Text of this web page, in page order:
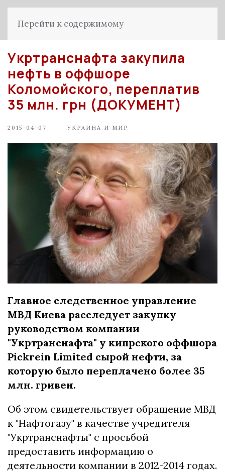
Перейти к содержимому
Укртранснафта закупила
нефть в оффшоре
Коломойского, переплатив
35 млн. грн (ДОКУМЕНТ)
2015-04-07 УКРАИНА И МИР
Главное следственное управление
МВД Киева расследует закупку
руководством компании
"Укртранснафта" у кипрского оффшора
Pickrein Limited сырой нефти, за
которую было переплачено более 35
млн. гривен.
Об этом свидетельствует обращение МВД
к "Нафтогазу" в качестве учредителя
"Укртранснафты" с просьбой
предоставить информацию о
деятельности компании в 2012-2014 годах.